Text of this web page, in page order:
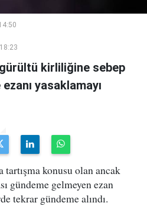
kirliliğine sebep
yasaklamayı
konusu olan ancak
gündeme gelmeyen ezan
tekrar gündeme alındı.